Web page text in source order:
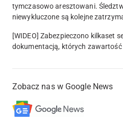
tymczasowo aresztowani.
niewykluczone są kolejne
[WIDEO] Zabezpieczono kilkaset
dokumentacją, których
Zobacz nas w Google News